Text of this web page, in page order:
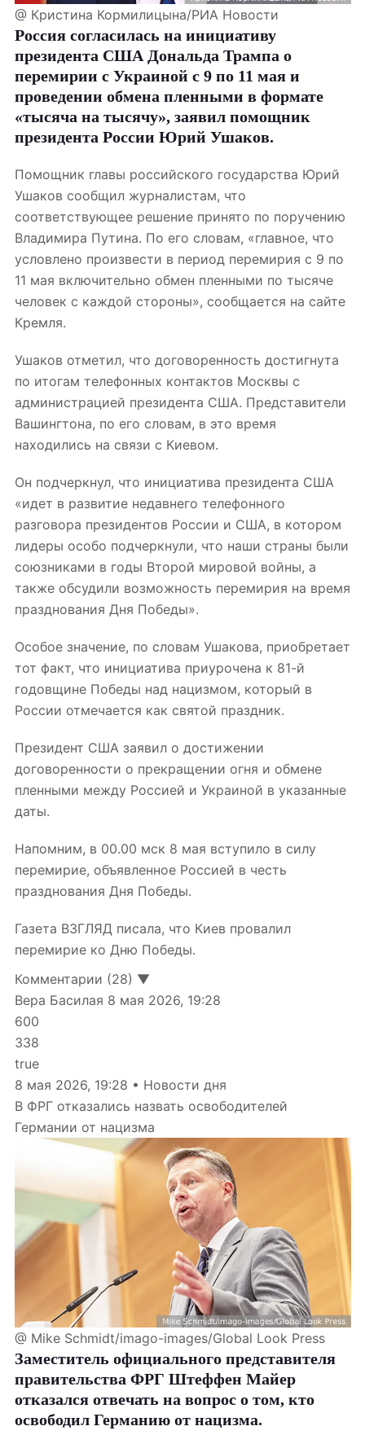
@ Кристина Кормилицына/РИА Новости
Россия согласилась на инициативу
президента США Дональда Трампа о
перемирии с Украиной с 9 по 11 мая и
проведении обмена пленными в формате
«тысяча на тысячу», заявил помощник
президента России Юрий Ушаков.
Помощник главы российского государства Юрий
Ушаков сообщил журналистам, что
соответствующее решение принято по поручению
Владимира Путина. По его словам, «главное, что
условлено произвести в период перемирия с 9 по
11 мая включительно обмен пленными по тысяче
человек с каждой стороны», сообщается на сайте
Кремля.
Ушаков отметил, что договоренность достигнута
по итогам телефонных контактов Москвы с
администрацией президента США. Представители
Вашингтона, по его словам, в это время
находились на связи с Киевом.
Он подчеркнул, что инициатива президента США
«идет в развитие недавнего телефонного
разговора президентов России и США, в котором
лидеры особо подчеркнули, что наши страны были
союзниками в годы Второй мировой войны, а
также обсудили возможность перемирия на время
празднования Дня Победы».
Особое значение, по словам Ушакова, приобретает
тот факт, что инициатива приурочена к 81-й
годовщине Победы над нацизмом, который в
России отмечается как святой праздник.
Президент США заявил о достижении
договоренности о прекращении огня и обмене
пленными между Россией и Украиной в указанные
даты.
Напомним, в 00.00 мск 8 мая вступило в силу
перемирие, объявленное Россией в честь
празднования Дня Победы.
Газета ВЗГЛЯД писала, что Киев провалил
перемирие ко Дню Победы.
Комментарии (28) ▼
Вера Басилая 8 мая 2026, 19:28
600
338
true
8 мая 2026, 19:28 • Новости дня
В ФРГ отказались назвать освободителей
Германии от нацизма
@ Mike Schmidt/imago-images/Global Look Press
Заместитель официального представителя
правительства ФРГ Штеффен Майер
отказался отвечать на вопрос о том, кто
освободил Германию от нацизма.